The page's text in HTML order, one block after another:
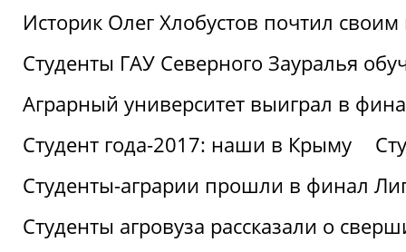
Историк Олег Хлобустов почтил
Студенты ГАУ Северного Зауралья
Аграрный университет выиграл в
Студент года-2017: наши в Крыму
Студенты-аграрии прошли в финал
Студенты агровуза рассказали о